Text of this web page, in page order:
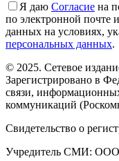
Я даю Cогласие на
по электронной почте
данных на условиях,
персональных данных.
© 2025. Сетевое
Зарегистрировано в
связи,
коммуникаций
Свидетельство о
Учредитель СМИ: